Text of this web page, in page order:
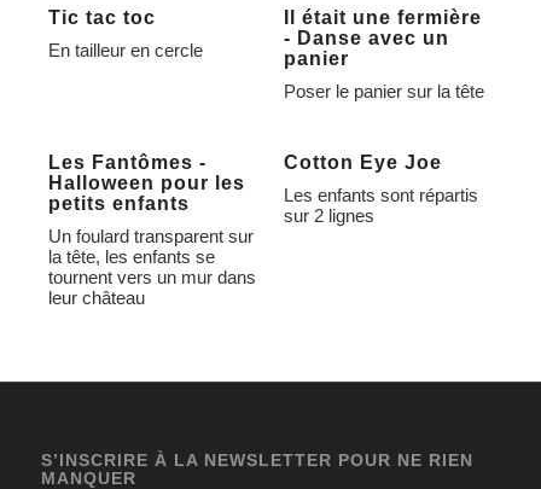
Tic tac toc
En tailleur en cercle
Il était une fermière
- Danse avec un
panier
Poser le panier sur la tête
Les Fantômes -
Halloween pour les
petits enfants
Un foulard transparent sur
la tête, les enfants se
tournent vers un mur dans
leur château
Cotton Eye Joe
Les enfants sont répartis
sur 2 lignes
S’INSCRIRE À LA NEWSLETTER POUR NE RIEN
MANQUER